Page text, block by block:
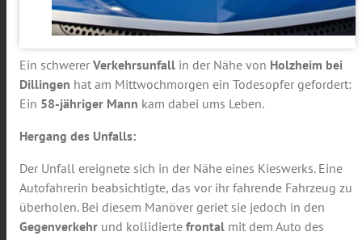
Ein schwerer Verkehrsunfall in der Nähe von Holzheim bei
Dillingen hat am Mittwochmorgen ein Todesopfer gefordert:
Ein 58-jähriger Mann kam dabei ums Leben.
Hergang des Unfalls:
Der Unfall ereignete sich in der Nähe eines Kieswerks. Eine
Autofahrerin beabsichtigte, das vor ihr fahrende Fahrzeug zu
überholen. Bei diesem Manöver geriet sie jedoch in den
Gegenverkehr und kollidierte frontal mit dem Auto des